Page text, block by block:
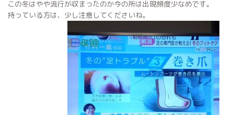
この冬はやや流行が収まったのか今の所は出現頻度少なめです。
持っている方は、少し注意してくださいね。